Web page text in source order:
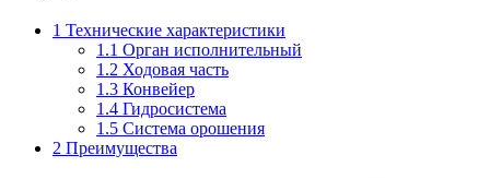
1 Технические характеристики
1.1 Орган исполнительный
1.2 Ходовая часть
1.3 Конвейер
1.4 Гидросистема
1.5 Система орошения
2 Преимущества